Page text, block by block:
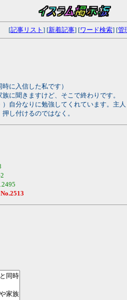
[記事リスト ] [新着記事] [ワード検索] [管
に入信した私です）
に聞きますけど、そこで終わりです。
自分なりに勉強してくれています。
し付けるのではなく。
No.2513